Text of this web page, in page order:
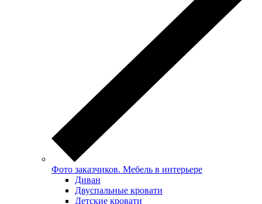
Фото заказчиков. Мебель в интерьере
Диван
Двуспальные кровати
Детские кровати